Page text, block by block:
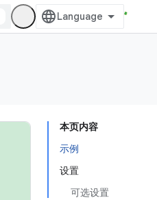
本页内容
示例
设置
可选设置